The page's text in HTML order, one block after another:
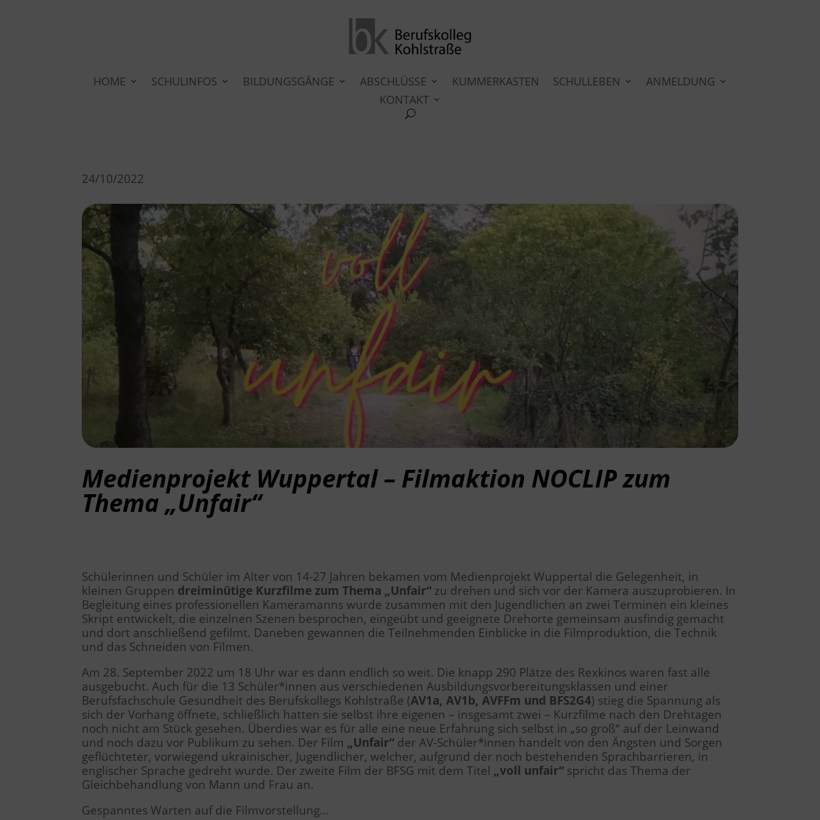
HOME SCHULINFOS BILDUNGSGÄNGE ABSCHLÜSSE KUMMERKASTEN SCHULLEBEN
ANMELDUNG
KONTAKT
24/10/2022
Medienprojekt Wuppertal – Filmaktion NOCLIP zum
Thema „Unfair“
Schülerinnen und Schüler im Alter von 14-27 Jahren bekamen vom Medienprojekt Wuppertal die Gelegenheit, in
kleinen Gruppen dreiminütige Kurzfilme zum Thema „Unfair“ zu drehen und sich vor der Kamera auszuprobieren. In
Begleitung eines professionellen Kameramanns wurde zusammen mit den Jugendlichen an zwei Terminen ein kleines
Skript entwickelt, die einzelnen Szenen besprochen, eingeübt und geeignete Drehorte gemeinsam ausfindig gemacht
und dort anschließend gefilmt. Daneben gewannen die Teilnehmenden Einblicke in die Filmproduktion, die Technik
und das Schneiden von Filmen.
Am 28. September 2022 um 18 Uhr war es dann endlich so weit. Die knapp 290 Plätze des Rexkinos waren fast alle
ausgebucht. Auch für die 13 Schüler*innen aus verschiedenen Ausbildungsvorbereitungsklassen und einer
Berufsfachschule Gesundheit des Berufskollegs Kohlstraße (AV1a, AV1b, AVFFm und BFS2G4) stieg die Spannung als
sich der Vorhang öffnete, schließlich hatten sie selbst ihre eigenen – insgesamt zwei – Kurzfilme nach den Drehtagen
noch nicht am Stück gesehen. Überdies war es für alle eine neue Erfahrung sich selbst in „so groß“ auf der Leinwand
und noch dazu vor Publikum zu sehen. Der Film „Unfair“ der AV-Schüler*innen handelt von den Ängsten und Sorgen
geflüchteter, vorwiegend ukrainischer, Jugendlicher, welcher, aufgrund der noch bestehenden Sprachbarrieren, in
englischer Sprache gedreht wurde. Der zweite Film der BFSG mit dem Titel „voll unfair“ spricht das Thema der
Gleichbehandlung von Mann und Frau an.
Gespanntes Warten auf die Filmvorstellung…